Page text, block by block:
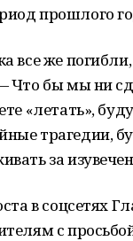
прошлого
все же
Что бы мы ни
«летать»,
трагедии,
за
в соцсетях
с